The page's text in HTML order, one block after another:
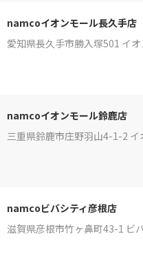
namcoイオンモール長久手店
愛知県長久手市勝入塚501 イ
namcoイオンモール鈴鹿店
三重県鈴鹿市庄野羽山4-1-2
namcoビバシティ彦根店
滋賀県彦根市竹ヶ鼻町43-1 ビ